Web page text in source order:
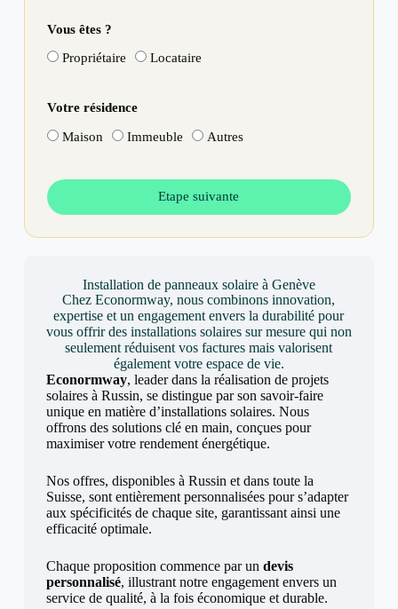
Vous êtes ?
Propriétaire Locataire
Votre résidence
Maison Immeuble Autres
Etape suivante
Installation de panneaux solaire à Genève
Chez Econormway, nous combinons innovation,
expertise et un engagement envers la durabilité pour
vous offrir des installations solaires sur mesure qui non
seulement réduisent vos factures mais valorisent
également votre espace de vie.
Econormway, leader dans la réalisation de projets
solaires à Russin, se distingue par son savoir-faire
unique en matière d’installations solaires. Nous
offrons des solutions clé en main, conçues pour
maximiser votre rendement énergétique.
Nos offres, disponibles à Russin et dans toute la
Suisse, sont entièrement personnalisées pour s’adapter
aux spécificités de chaque site, garantissant ainsi une
efficacité optimale.
Chaque proposition commence par un devis
personnalisé, illustrant notre engagement envers un
service de qualité, à la fois économique et durable.